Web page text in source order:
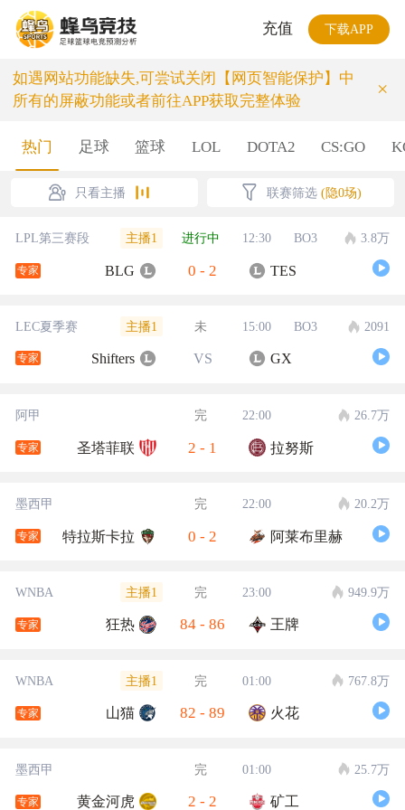
充值 下载APP
如遇网站功能缺失,可尝试关闭【网页智能保护】中
所有的屏蔽功能或者前往APP获取完整体验
×
热门 足球 篮球 LOL DOTA2 CS:GO
只看主播 联赛筛选 (隐0场)
LPL第三赛段 主播1 进行中 12:30 BO3 3.8万
专家 BLG 0 - 2 TES
LEC夏季赛 主播1 未 15:00 BO3 2091
专家 Shifters VS GX
阿甲 完 22:00 26.7万
专家 圣塔菲联 2 - 1 拉努斯
墨西甲 完 22:00 20.2万
专家 特拉斯卡拉 0 - 2 阿莱布里赫
WNBA 主播1 完 23:00 949.9万
专家 狂热 84 - 86 王牌
WNBA 主播1 完 01:00 767.8万
专家 山猫 82 - 89 火花
墨西甲 完 01:00 25.7万
专家 黄金河虎 2 - 2 矿工